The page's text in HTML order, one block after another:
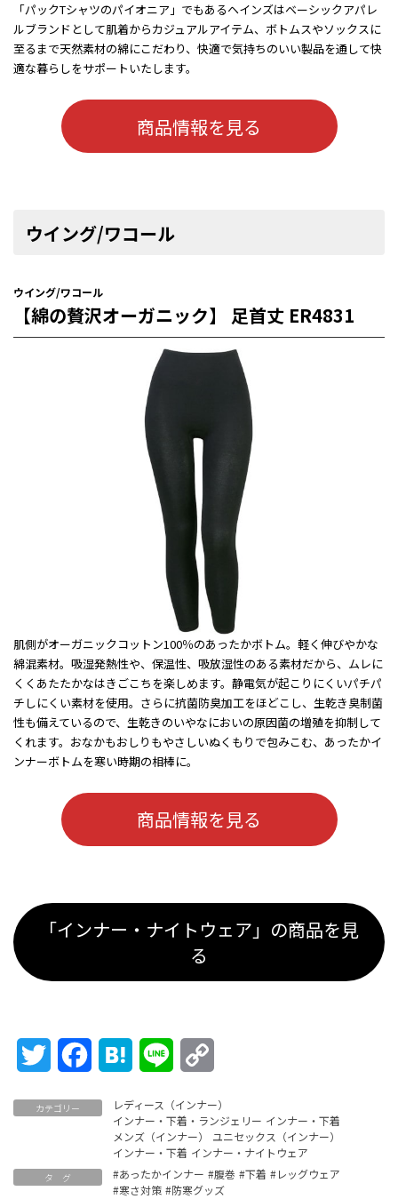
「パックTシャツのパイオニア」でもあるヘインズはベーシックアパレ
ルブランドとして肌着からカジュアルアイテム、ボトムスやソックスに
至るまで天然素材の綿にこだわり、快適で気持ちのいい製品を通して快
適な暮らしをサポートいたします。
商品情報を見る
ウイング/ワコール
ウイング/ワコール
【綿の贅沢オーガニック】 足首丈 ER4831
肌側がオーガニックコットン100％のあったかボトム。軽く伸びやかな
綿混素材。吸湿発熱性や、保温性、吸放湿性のある素材だから、ムレに
くくあたたかなはきごこちを楽しめます。静電気が起こりにくいパチパ
チしにくい素材を使用。さらに抗菌防臭加工をほどこし、生乾き臭制菌
性も備えているので、生乾きのいやなにおいの原因菌の増殖を抑制して
くれます。おなかもおしりもやさしいぬくもりで包みこむ、あったかイ
ンナーボトムを寒い時期の相棒に。
商品情報を見る
「インナー・ナイトウェア」の商品を見
る
Twitter FacebookHatena Line
カテゴリー
レディース（インナー）
インナー・下着・ランジェリー インナー・下着
メンズ（インナー）
ユニセックス（インナー）
インナー・下着 インナー・ナイトウェア
タ グ #あったかインナー #腹巻 #下着 #レッグウェア
#寒さ対策 #防寒グッズ